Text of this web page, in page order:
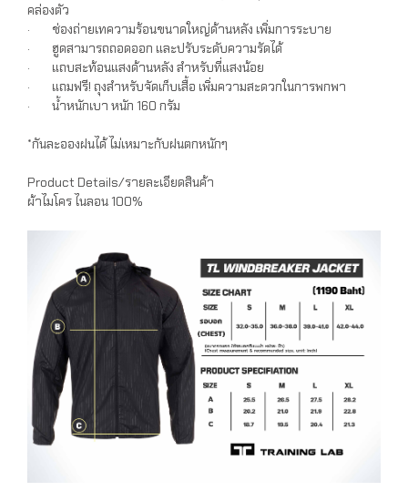
คล่องตัว
· ช่องถ่ายเทความร้อนขนาดใหญ่ด้านหลัง เพิ่มการระบาย
· ฮูดสามารถถอดออก และปรับระดับความรัดได้
· แถบสะท้อนแสงด้านหลัง สำหรับที่แสงน้อย
· แถมฟรี! ถุงสำหรับจัดเก็บเสื้อ เพิ่มความสะดวกในการพกพา
· น้ำหนักเบา หนัก 160 กรัม
*กันละอองฝนได้ ไม่เหมาะกับฝนตกหนักๆ
Product Details/รายละเอียดสินค้า
ผ้าไมโคร ไนลอน 100%